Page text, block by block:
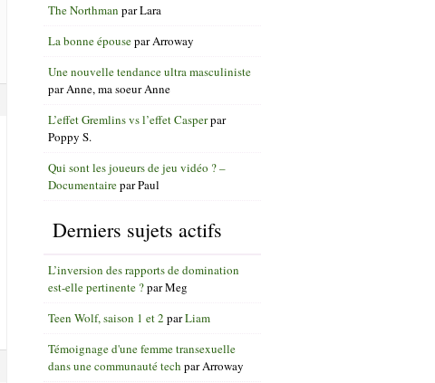
The Northman parLara
La bonne épouseparArroway
Une nouvelle tendance ultra masculiniste
parAnne, ma soeur Anne
L’effet Gremlins vs l’effet Casperpar
Poppy S.
Qui sont les joueurs de jeu vidéo ? –
DocumentaireparPaul
Derniers sujets actifs
L’inversion des rapports de domination
est-elle pertinente ?parMeg
Teen Wolf, saison 1 et 2 parLiam
Témoignage d'une femme transexuelle
dans une communauté tech parArroway